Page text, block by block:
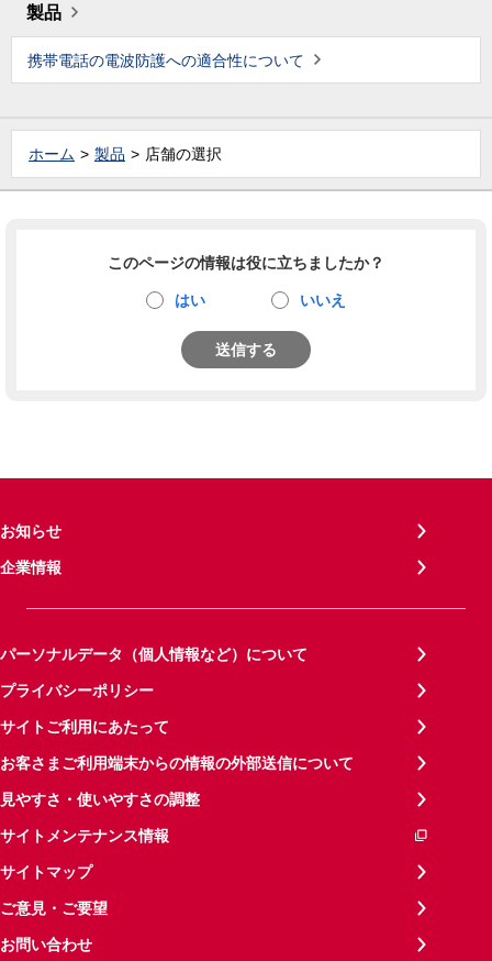
製品
携帯電話の電波防護への適合性について
ホーム 製品 店舗の選択
このページの情報は役に立ちましたか？
はい いいえ
送信する
お知らせ
企業情報
パーソナルデータ（個人情報など）について
プライバシーポリシー
サイトご利用にあたって
お客さまご利用端末からの情報の外部送信について
見やすさ・使いやすさの調整
サイトメンテナンス情報
サイトマップ
ご意見・ご要望
お問い合わせ